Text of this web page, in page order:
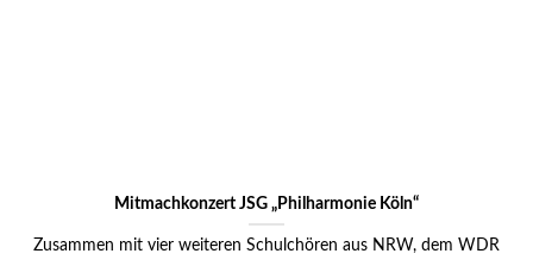
Mitmachkonzert JSG „Philharmonie Köln“
Zusammen mit vier weiteren Schulchören aus NRW, dem WDR